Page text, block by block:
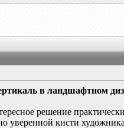
в ландшафтном
решение
уверенной кисти